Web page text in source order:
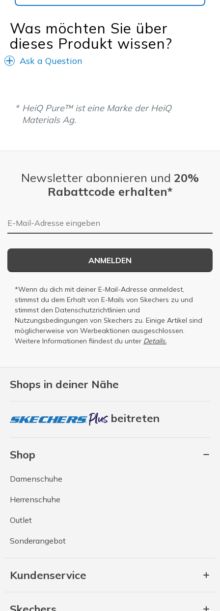
Was möchten Sie über
dieses Produkt wissen?
Ask a Question
HeiQ Pure™ ist eine Marke der HeiQ
Materials Ag.
Shops in deiner Nähe
beitreten
Shop
Damenschuhe
Herrenschuhe
Outlet
Sonderangebot
Kundenservice
Newsletter abonnieren und 20%
Rabattcode erhalten*
E-Mail-Adresse
ANMELDEN
*Wenn du dich mit deiner E-Mail-Adresse anmeldest,
stimmst du dem Erhalt von E-Mails von Skechers zu und
stimmst den Datenschutzrichtlinien und
Nutzungsbedingungen von Skechers zu. Einige Artikel sind
möglicherweise von Werbeaktionen ausgeschlossen.
Weitere Informationen fiindest du unter Details.